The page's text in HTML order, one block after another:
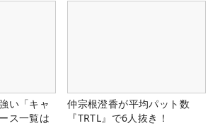
い「キャ
ス一覧は
仲宗根澄香が平均パット数
『TRTL』で6人抜き！